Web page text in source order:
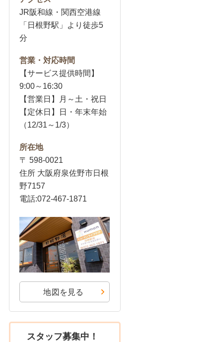
JR阪和線・関西空港線
「日根野駅」より徒歩5
分
営業・対応時間
【サービス提供時間】
9:00～16:30
【営業日】月～土・祝日
【定休日】日・年末年始
（12/31～1/3）
所在地
〒 598-0021
住所 大阪府泉佐野市日根
野7157
電話:072-467-1871
地図を見る
スタッフ募集中！